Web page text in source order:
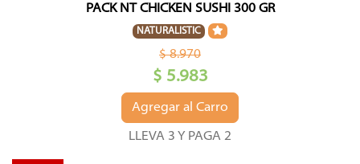
PACK NT CHICKEN SUSHI 300 GR
NATURALISTIC
$ 8.970
$ 5.983
Agregar al Carro
LLEVA 3 Y PAGA 2